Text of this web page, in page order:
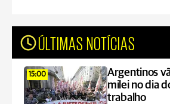
ÚLTIMAS NOTÍCIAS
15:00
Argentinos
milei no dia
trabalho